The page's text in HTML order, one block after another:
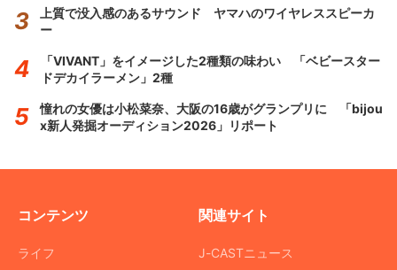
上質で没入感のあるサウンド ヤマハのワイヤレススピーカ
ー
「VIVANT」をイメージした2種類の味わい 「ベビースター
ドデカイラーメン」2種
憧れの女優は小松菜奈、大阪の16歳がグランプリに 「bijou
x新人発掘オーディション2026」リポート
コンテンツ
ライフ
関連サイト
J-CASTニュース